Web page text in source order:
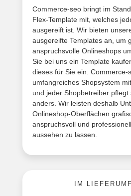
Commerce-seo bringt im
Flex-Template mit, welches
ausgereift ist. Wir bieten
ausgereifte Templates an, um
anspruchsvolle Onlineshops
Sie bei uns ein Template
dieses für Sie ein. Commerce-
umfangreiches Shopsystem
und jeder Shopbetreiber pflegt
anders. Wir leisten deshalb
Onlineshop-Oberflächen
anspruchsvoll und
aussehen zu lassen.
IM